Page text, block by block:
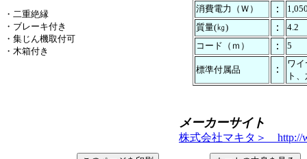
・二重絶縁
・ブレーキ付き
・集じん機取付可
・木箱付き
メーカーサイト
株式会社マキタ＞ http://
消費電力（Ｗ）
：
質量(㎏)
：
4.2
コード（ｍ）
： 5
標準付属品 ：
ワ
ト